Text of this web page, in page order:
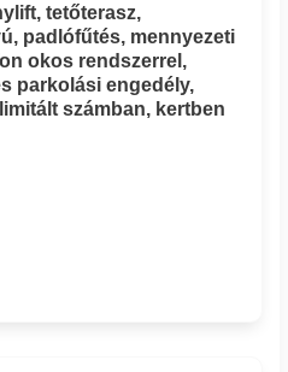
tetőterasz,
padlófűtés, mennyezeti
okos rendszerrel,
parkolási engedély,
számban, kertben